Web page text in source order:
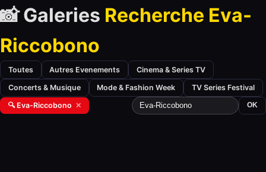
📸 Galeries Recherche Eva-
Riccobono
Toutes Autres Evenements Cinema & Series TV
Concerts & Musique Mode & Fashion Week TV Series Festival
🔍 Eva-Riccobono ✕ OK